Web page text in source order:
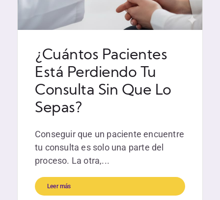
¿Cuántos Pacientes
Está Perdiendo Tu
Consulta Sin Que Lo
Sepas?
Conseguir que un paciente encuentre
tu consulta es solo una parte del
proceso. La otra,...
Leer más